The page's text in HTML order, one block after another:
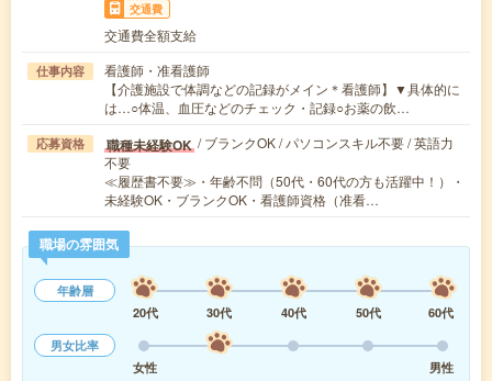
交通費
交通費全額支給
仕事内容
看護師・准看護師
【介護施設で体調などの記録がメイン＊看護師】▼具体的に
は…○体温、血圧などのチェック・記録○お薬の飲…
応募資格 職種未経験OK / ブランクOK / パソコンスキル不要 / 英語力
不要
≪履歴書不要≫・年齢不問（50代・60代の方も活躍中！）・
未経験OK・ブランクOK・看護師資格（准看…
職場の雰囲気
年齢層
20代
30代 40代 50代
60代
男女比率
女性
男性